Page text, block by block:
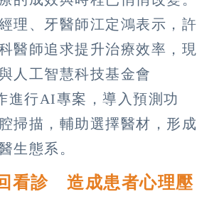
理、牙醫師江定鴻表示，許
醫師追求提升治療效率，現
人工智慧科技基金會
進行AI專案，導入預測功
掃描，輔助選擇醫材，形成
生態系。
看診 造成患者心理壓